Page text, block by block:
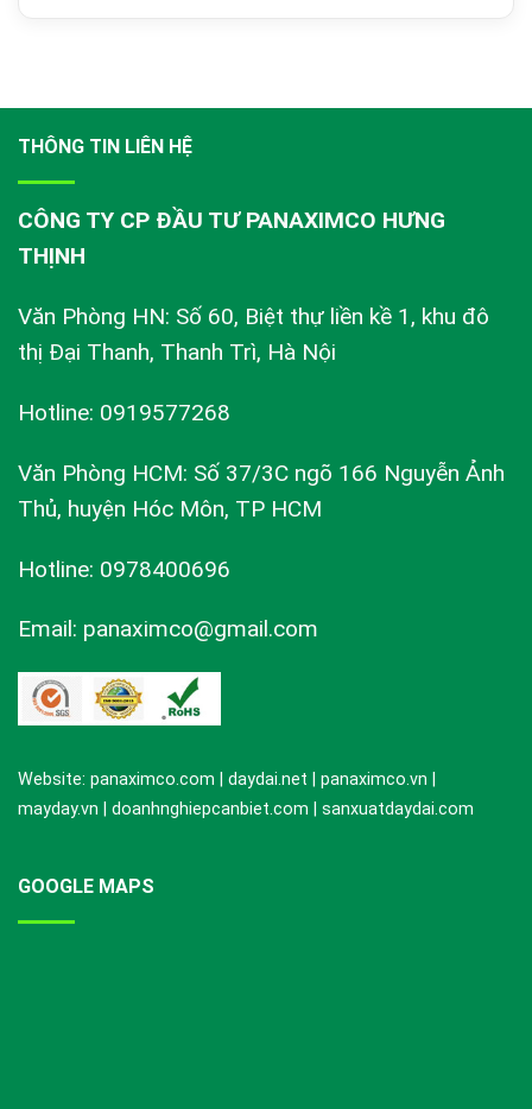
THÔNG TIN LIÊN HỆ
CÔNG TY CP ĐẦU TƯ PANAXIMCO HƯNG
THỊNH
Văn Phòng HN: Số 60, Biệt thự liền kề 1, khu đô
thị Đại Thanh, Thanh Trì, Hà Nội
Hotline: 0919577268
Văn Phòng HCM: Số 37/3C ngõ 166 Nguyễn Ảnh
Thủ, huyện Hóc Môn, TP HCM
Hotline: 0978400696
Email: panaximco@gmail.com
Website: panaximco.com | daydai.net | panaximco.vn |
mayday.vn | doanhnghiepcanbiet.com | sanxuatdaydai.com
GOOGLE MAPS